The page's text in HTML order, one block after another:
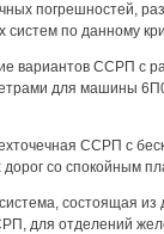
погрешностей,
систем по данному
вариантов ССРП с
для машины
ССРП с
со спокойным
состоящая из
для отделений